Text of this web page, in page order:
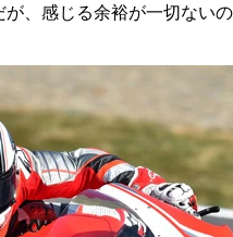
、感じる余裕が一切ないの